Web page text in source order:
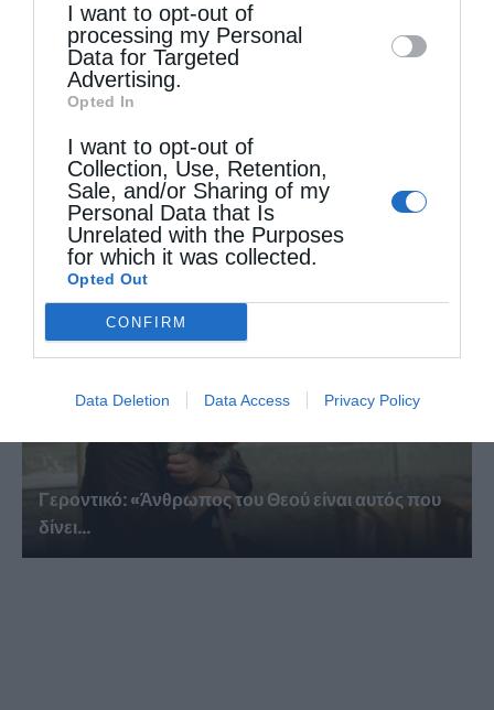
disclose it to other third parties.
I want to opt-out of
processing my Personal
Data for Targeted
Advertising.
Opted In
I want to opt-out of
Collection, Use, Retention,
Sale, and/or Sharing of my
Personal Data that Is
Unrelated with the Purposes
for which it was collected.
Opted Out
CONFIRM
Data Deletion Data Access Privacy Policy
Ρώτησε κάποιος τον αββά Παφνούτιο: “Πες μου
κάποιον...
Γεροντικό: «Άνθρωπος του Θεού είναι αυτός που
δίνει...